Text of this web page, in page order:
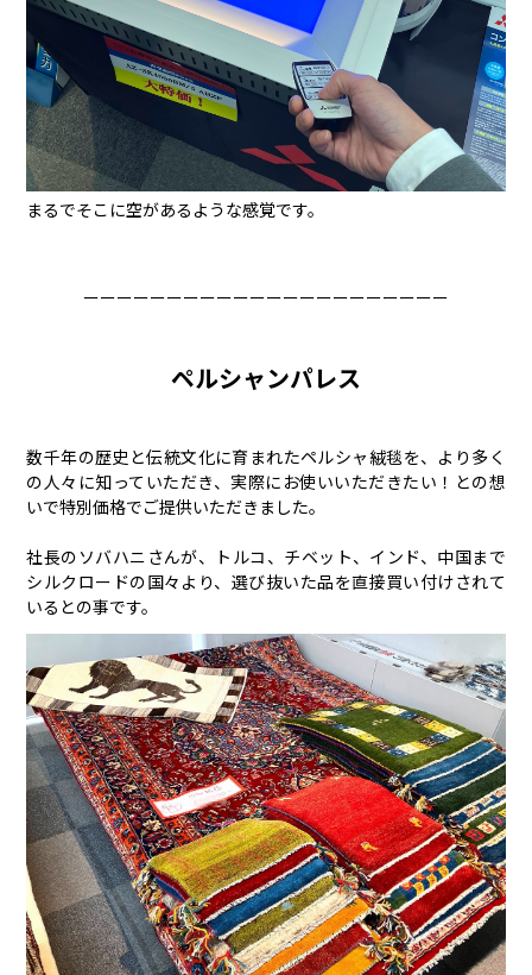
まるでそこに空があるような感覚です。
ーーーーーーーーーーーーーーーーーーーーーー
ペルシャンパレス
数千年の歴史と伝統文化に育まれたペルシャ絨毯を、より多く
の人々に知っていただき、実際にお使いいただきたい！との想
いで特別価格でご提供いただきました。
社長のソバハニさんが、トルコ、チベット、インド、中国まで
シルクロードの国々より、選び抜いた品を直接買い付けされて
いるとの事です。